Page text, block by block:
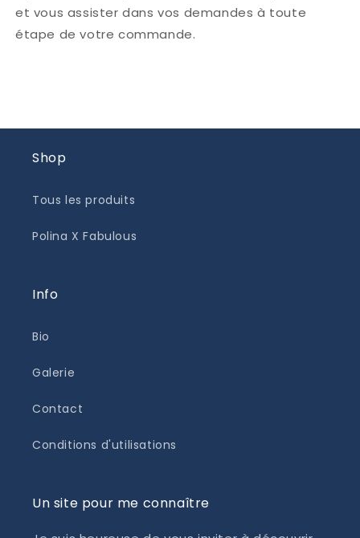
et vous assister dans vos demandes à toute
étape de votre commande.
Shop
Tous les produits
Polina X Fabulous
Info
Bio
Galerie
Contact
Conditions d'utilisations
Un site pour me connaître